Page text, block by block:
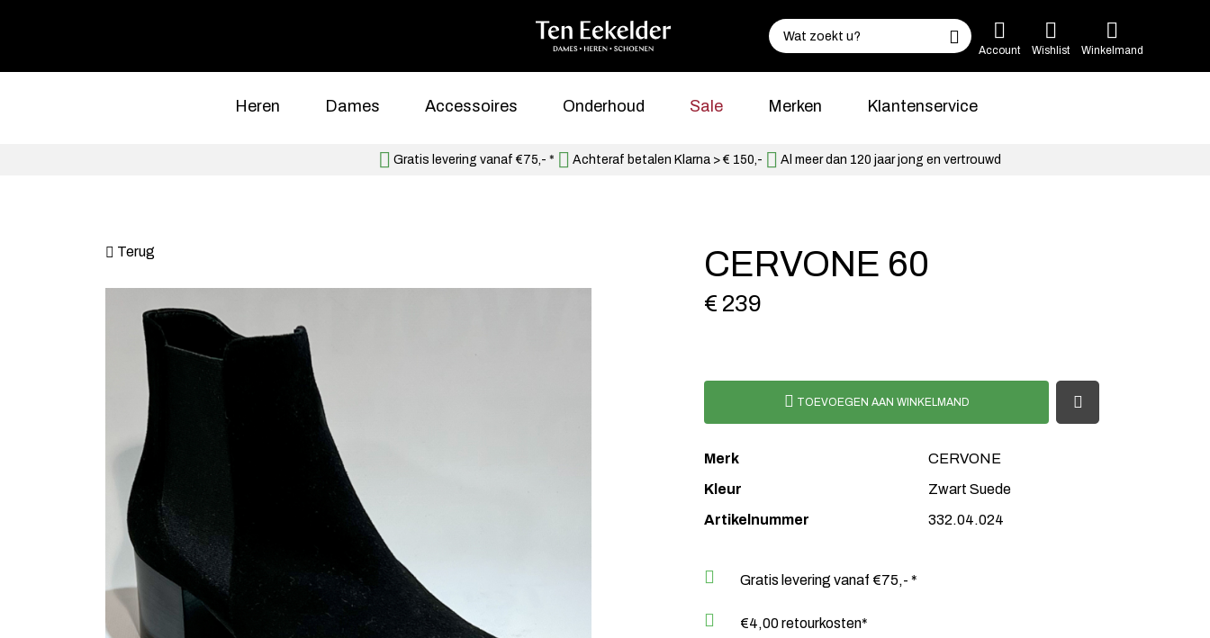
Account Wishlist Winkelmand
Heren Dames Accessoires Onderhoud Sale Merken Klantenservice
Gratis levering vanaf €75,- * Achteraf betalen Klarna > € 150,- Al meer dan 120 jaar jong en vertrouwd
Terug CERVONE 60
€ 239
TOEVOEGEN AAN WINKELMAND
Merk
CERVONE
Kleur
Zwart Suede
Artikelnummer
332.04.024
Gratis levering vanaf €75,- *
€4,00 retourkosten*